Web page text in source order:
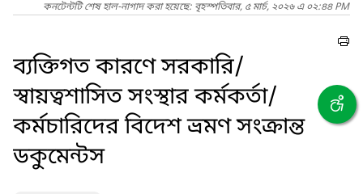
কনটেন্টটি শেষ হাল-নাগাদ করা হয়েছে: বৃহস্পতিবার, ৫ মার্চ, ২০২৬ এ ০২:৪৪ PM
ব্যক্তিগত কারণে সরকারি/
স্বায়ত্বশাসিত সংস্থার কর্মকর্তা/
কর্মচারিদের বিদেশ ভ্রমণ সংক্রান্ত
ডকুমেন্টস